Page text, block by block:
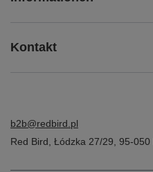
Kontakt
b2b@redbird.pl
Red Bird Łódzka 27/29 95-050